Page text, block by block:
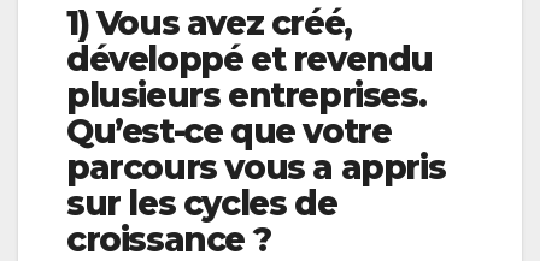
1) Vous avez créé,
développé et revendu
plusieurs entreprises.
Qu’est-ce que votre
parcours vous a appris
sur les cycles de
croissance ?